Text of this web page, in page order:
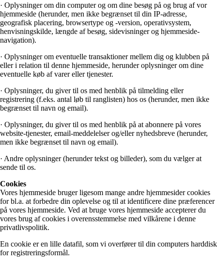
· Oplysninger om din computer og om dine besøg på og brug af vor
hjemmeside (herunder, men ikke begrænset til din IP-adresse,
geografisk placering, browsertype og -version, operativsystem,
henvisningskilde, længde af besøg, sidevisninger og hjemmeside-
navigation).
· Oplysninger om eventuelle transaktioner mellem dig og klubben på
eller i relation til denne hjemmeside, herunder oplysninger om dine
eventuelle køb af varer eller tjenester.
· Oplysninger, du giver til os med henblik på tilmelding eller
registrering (f.eks. antal løb til ranglisten) hos os (herunder, men ikke
begrænset til navn og email).
· Oplysninger, du giver til os med henblik på at abonnere på vores
website-tjenester, email-meddelelser og/eller nyhedsbreve (herunder,
men ikke begrænset til navn og email).
· Andre oplysninger (herunder tekst og billeder), som du vælger at
sende til os.
Cookies
Vores hjemmeside bruger ligesom mange andre hjemmesider cookies
for bl.a. at forbedre din oplevelse og til at identificere dine præferencer
på vores hjemmeside. Ved at bruge vores hjemmeside accepterer du
vores brug af cookies i overensstemmelse med vilkårene i denne
privatlivspolitik.
En cookie er en lille datafil, som vi overfører til din computers harddisk
for registreringsformål.